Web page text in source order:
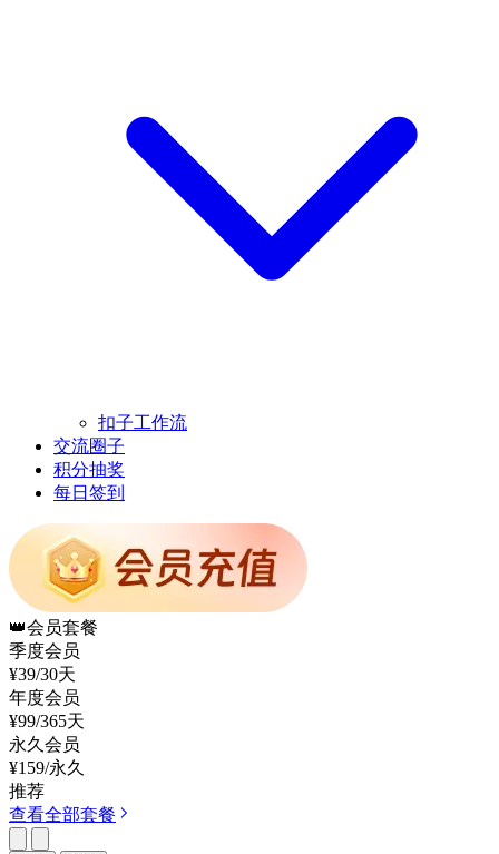
扣子工作流
交流圈子
积分抽奖
每日签到
👑会员套餐
季度会员
¥39/30天
年度会员
¥99/365天
永久会员
¥159/永久
推荐
查看全部套餐